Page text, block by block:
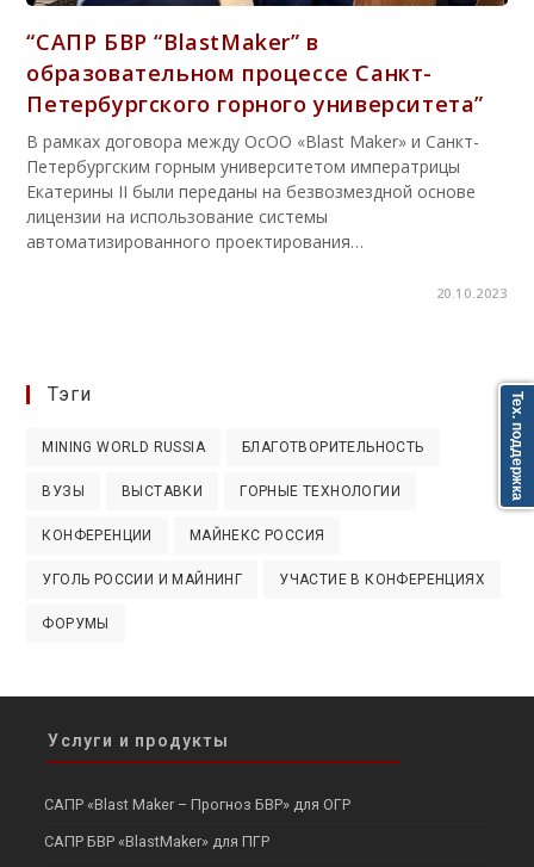
“САПР БВР “BlastMaker” в
образовательном процессе Санкт-
Петербургского горного университета”
В рамках договора между ОсОО «Blast Maker» и Санкт-
Петербургским горным университетом императрицы
Екатерины II были переданы на безвозмездной основе
лицензии на использование системы
автоматизированного проектирования…
20.10.2023
Тэги
MINING WORLD RUSSIA БЛАГОТВОРИТЕЛЬНОСТЬ
ВУЗЫ ВЫСТАВКИ ГОРНЫЕ ТЕХНОЛОГИИ
КОНФЕРЕНЦИИ МАЙНЕКС РОССИЯ
УГОЛЬ РОССИИ И МАЙНИНГ УЧАСТИЕ В КОНФЕРЕНЦИЯХ
ФОРУМЫ
Услуги и продукты
САПР «Blast Maker – Прогноз БВР» для ОГР
САПР БВР «BlastMaker» для ПГР
Тех. поддержка